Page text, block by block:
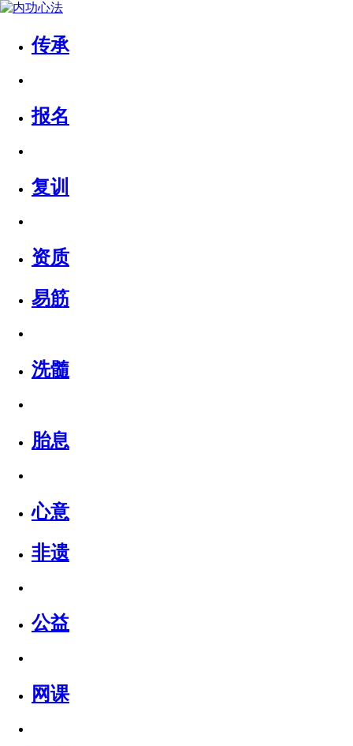
传承
报名
复训
资质
易筋
洗髓
胎息
心意
非遗
公益
网课